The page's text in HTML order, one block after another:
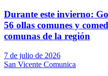
Durante este invierno:
56 ollas comunes y
comunas de la región
7 de julio de 2026
San Vicente Comunica